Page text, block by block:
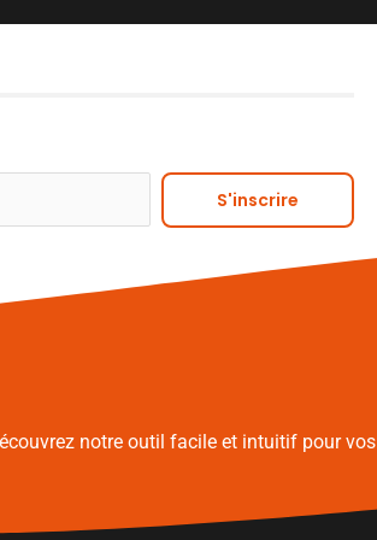
S'inscrire
Alternative:
notre outil facile et intuitif pour vos